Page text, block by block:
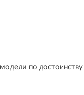
модели по